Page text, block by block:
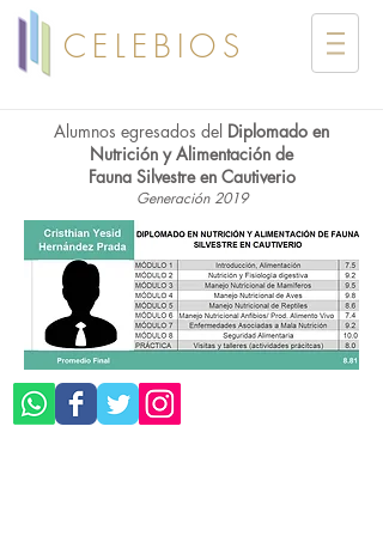
CELEBIOS
Alumnos egresados del Diplomado en
Nutrición y Alimentación de
Fauna Silvestre en Cautiverio
Generación 2019